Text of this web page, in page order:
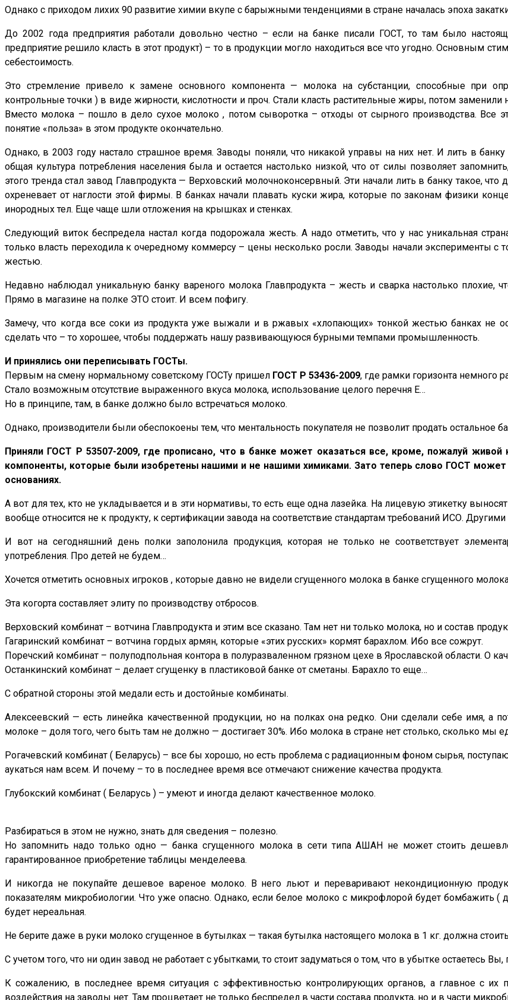
Однако с приходом лихих 90 развитие химии вкупе с барыжными тенденциями в стране началась эпоха
До 2002 года предприятия работали довольно честно – если на банке писали ГОСТ, то там было
предприятие решило класть в этот продукт) – то в продукции могло находиться все что угодно. Основным
себестоимость.
Это стремление привело к замене основного компонента — молока на субстанции, способные при
контрольные точки ) в виде жирности, кислотности и проч. Стали класть растительные жиры, потом
Вместо молока – пошло в дело сухое молоко , потом сыворотка – отходы от сырного производства. Все
понятие «польза» в этом продукте окончательно.
Однако, в 2003 году настало страшное время. Заводы поняли, что никакой управы на них нет. И лить в
общая культура потребления населения была и остается настолько низкой, что от силы позволяет
этого тренда стал завод Главпродукта — Верховский молочноконсервный. Эти начали лить в банку такое, что
охреневает от наглости этой фирмы. В банках начали плавать куски жира, которые по законам физики
инородных тел. Еще чаще шли отложения на крышках и стенках.
Следующий виток беспредела настал когда подорожала жесть. А надо отметить, что у нас уникальная
только власть переходила к очередному коммерсу – цены несколько росли. Заводы начали эксперименты с
жестью.
Недавно наблюдал уникальную банку вареного молока Главпродукта – жесть и сварка настолько
Прямо в магазине на полке ЭТО стоит. И всем пофигу.
Замечу, что когда все соки из продукта уже выжали и в ржавых «хлопающих» тонкой жестью банках не
сделать что – то хорошее, чтобы поддержать нашу развивающуюся бурными темпами промышленность.
И принялись они переписывать ГОСТы.
Первым на смену нормальному советскому ГОСТу пришел ГОСТ Р 53436-2009, где рамки горизонта немного
Стало возможным отсутствие выраженного вкуса молока, использование целого перечня E…
Но в принципе, там, в банке должно было встречаться молоко.
Однако, производители были обеспокоены тем, что ментальность покупателя не позволит продать остальное
Приняли ГОСТ Р 53507-2009, где прописано, что в банке может оказаться все, кроме, пожалуй
компоненты, которые были изобретены нашими и не нашими химиками. Зато теперь слово ГОСТ может
основаниях.
А вот для тех, кто не укладывается и в эти нормативы, то есть еще одна лазейка. На лицевую этикетку
вообще относится не к продукту, к сертификации завода на соответствие стандартам требований ИСО.
И вот на сегодняшний день полки заполонила продукция, которая не только не соответствует
употребления. Про детей не будем…
Хочется отметить основных игроков , которые давно не видели сгущенного молока в банке сгущенного
Эта когорта составляет элиту по производству отбросов.
Верховский комбинат – вотчина Главпродукта и этим все сказано. Там нет ни только молока, но и состав
Гагаринский комбинат – вотчина гордых армян, которые «этих русских» кормят барахлом. Ибо все сожрут.
Поречский комбинат – полуподпольная контора в полуразваленном грязном цехе в Ярославской области. О
Останкинский комбинат – делает сгущенку в пластиковой банке от сметаны. Барахло то еще…
С обратной стороны этой медали есть и достойные комбинаты.
Алексеевский — есть линейка качественной продукции, но на полках она редко. Они сделали себе имя,
молоке – доля того, чего быть там не должно — достигает 30%. Ибо молока в стране нет столько, сколько мы
Рогачевский комбинат ( Беларусь) – все бы хорошо, но есть проблема с радиационным фоном сырья,
аукаться нам всем. И почему – то в последнее время все отмечают снижение качества продукта.
Глубокский комбинат ( Беларусь ) – умеют и иногда делают качественное молоко.
Разбираться в этом не нужно, знать для сведения – полезно.
Но запомнить надо только одно — банка сгущенного молока в сети типа АШАН не может стоить
гарантированное приобретение таблицы менделеева.
И никогда не покупайте дешевое вареное молоко. В него льют и переваривают некондиционную
показателям микробиологии. Что уже опасно. Однако, если белое молоко с микрофлорой будет бомбажить (
будет нереальная.
Не берите даже в руки молоко сгущенное в бутылках — такая бутылка настоящего молока в 1 кг. должна
С учетом того, что ни один завод не работает с убытками, то стоит задуматься о том, что в убытке остаетесь
К сожалению, в последнее время ситуация с эффективностью контролирующих органов, а главное с их
воздействия на заводы нет. Там процветает не только беспредел в части состава продукта, но и в части